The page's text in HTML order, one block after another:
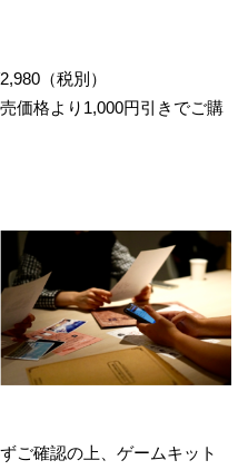
（税別）
価格より1,000円引きでご購
ご確認の上、ゲームキット